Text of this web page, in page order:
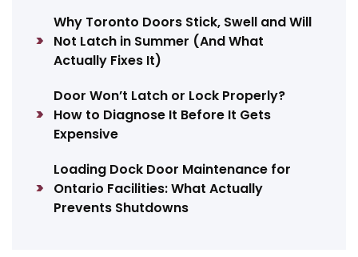
Why Toronto Doors Stick, Swell and Will
Not Latch in Summer (And What
Actually Fixes It)
Door Won’t Latch or Lock Properly?
How to Diagnose It Before It Gets
Expensive
Loading Dock Door Maintenance for
Ontario Facilities: What Actually
Prevents Shutdowns